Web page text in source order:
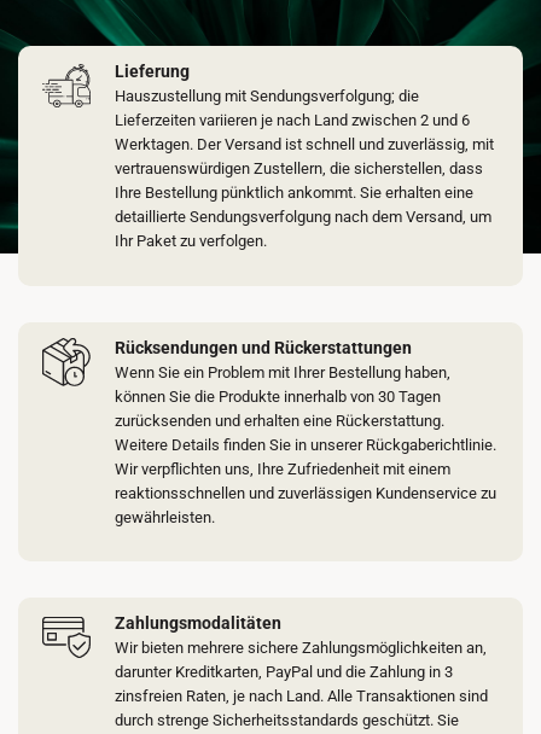
Lieferung
Hauszustellung mit Sendungsverfolgung; die
Lieferzeiten variieren je nach Land zwischen 2 und 6
Werktagen. Der Versand ist schnell und zuverlässig, mit
vertrauenswürdigen Zustellern, die sicherstellen, dass
Ihre Bestellung pünktlich ankommt. Sie erhalten eine
detaillierte Sendungsverfolgung nach dem Versand, um
Ihr Paket zu verfolgen.
Rücksendungen und Rückerstattungen
Wenn Sie ein Problem mit Ihrer Bestellung haben,
können Sie die Produkte innerhalb von 30 Tagen
zurücksenden und erhalten eine Rückerstattung.
Weitere Details finden Sie in unserer Rückgaberichtlinie.
Wir verpflichten uns, Ihre Zufriedenheit mit einem
reaktionsschnellen und zuverlässigen Kundenservice zu
gewährleisten.
Zahlungsmodalitäten
Wir bieten mehrere sichere Zahlungsmöglichkeiten an,
darunter Kreditkarten, PayPal und die Zahlung in 3
zinsfreien Raten, je nach Land. Alle Transaktionen sind
durch strenge Sicherheitsstandards geschützt. Sie